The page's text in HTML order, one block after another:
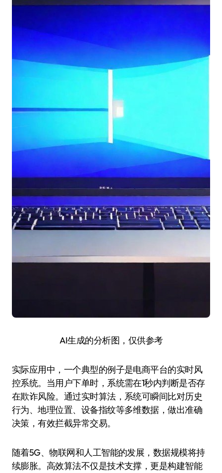
AI生成的分析图，仅供参考
实际应用中，一个典型的例子是电商平台的实时风
控系统。当用户下单时，系统需在1秒内判断是否存
在欺诈风险。通过实时算法，系统可瞬间比对历史
行为、地理位置、设备指纹等多维数据，做出准确
决策，有效拦截异常交易。
随着5G、物联网和人工智能的发展，数据规模将持
续膨胀。高效算法不仅是技术支撑，更是构建智能